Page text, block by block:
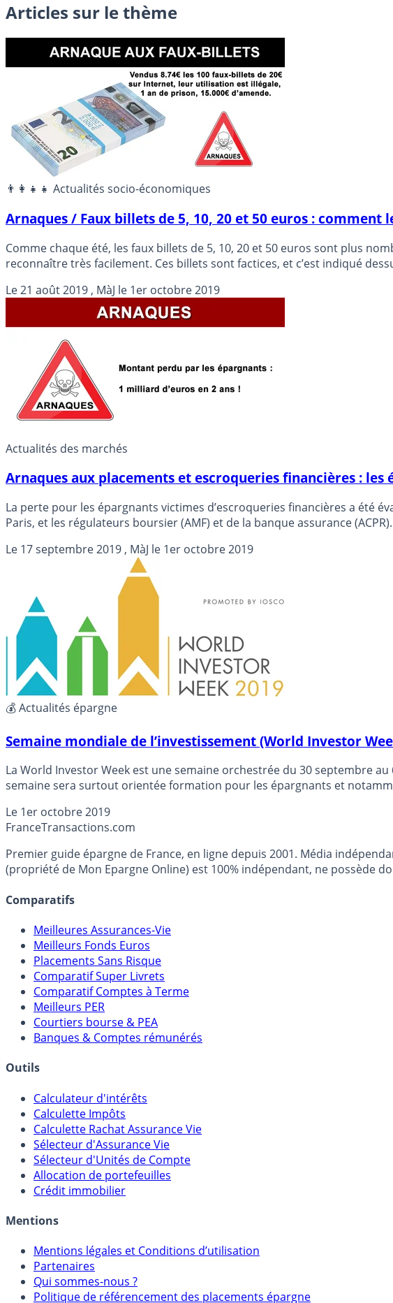
Articles sur le thème
👨‍👩‍👧‍👧 Actualités socio-économiques
Arnaques / Faux billets de 5, 10, 20 et 50 euros : comment
Comme chaque été, les faux billets de 5, 10, 20 et 50 euros sont plus
reconnaître très facilement. Ces billets sont factices, et c’est indiqué
Le21 août 2019 , MàJ le 1er octobre 2019
Actualités des marchés
Arnaques aux placements et escroqueries financières :
La perte pour les épargnants victimes d’escroqueries financières a été
Paris, et les régulateurs boursier (AMF) et de la banque assurance (ACPR).
Le 17 septembre 2019 , MàJ le 1er octobre 2019
💰 Actualités épargne
Semaine mondiale de l’investissement (World Investor
La World Investor Week est une semaine orchestrée du 30 septembre
semaine sera surtout orientée formation pour les épargnants et
derrière toutes promesses de rendements élevés.
Le 1er octobre 2019
FranceTransactions.com
Premier guide épargne de France, en ligne depuis 2001. Média
(propriété de Mon Epargne Online) est 100% indépendant, ne possède
Comparatifs
Meilleures Assurances-Vie
Meilleurs Fonds Euros
Placements Sans Risque
Comparatif Super Livrets
Comparatif Comptes à Terme
Meilleurs PER
Courtiers bourse & PEA
Banques & Comptes rémunérés
Outils
Calculateur d'intérêts
Calculette Impôts
Calculette Rachat Assurance Vie
Sélecteur d'Assurance Vie
Sélecteur d'Unités de Compte
Allocation de portefeuilles
Crédit immobilier
Mentions
Mentions légales et Conditions d’utilisation
Partenaires
Qui sommes-nous ?
Politique de référencement des placements épargne